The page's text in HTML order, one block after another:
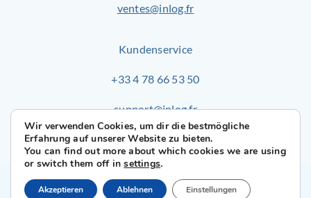
ventes@inlog.fr
Kundenservice
+33 4 78 66 53 50
support@inlog.fr
© 2024 Inlog –Impressum –Sitemap–Les Papillons de
Wir verwenden Cookies, um dir die bestmögliche
Erfahrung auf unserer Website zu bieten.
You can find out more about which cookies we are using
or switch them off insettings.
Akzeptieren Ablehnen Einstellungen